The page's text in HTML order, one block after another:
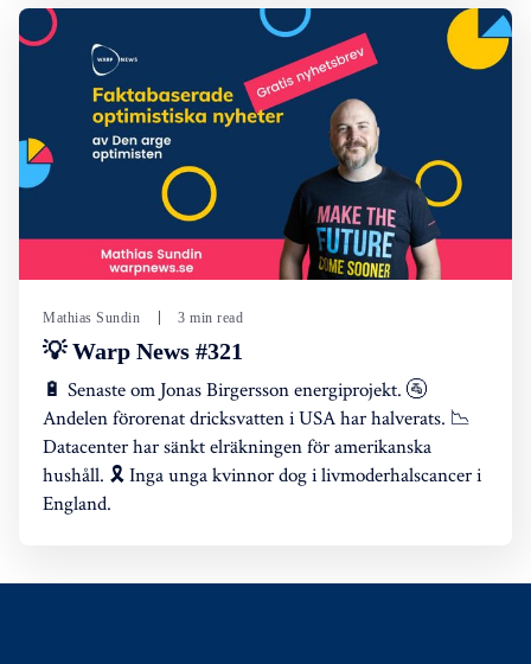
Mathias Sundin 3 min read
💡 Warp News #321
🔋 Senaste om Jonas Birgersson energiprojekt. 🚰
Andelen förorenat dricksvatten i USA har halverats. 📉
Datacenter har sänkt elräkningen för amerikanska
hushåll. 🎗️ Inga unga kvinnor dog i livmoderhalscancer i
England.